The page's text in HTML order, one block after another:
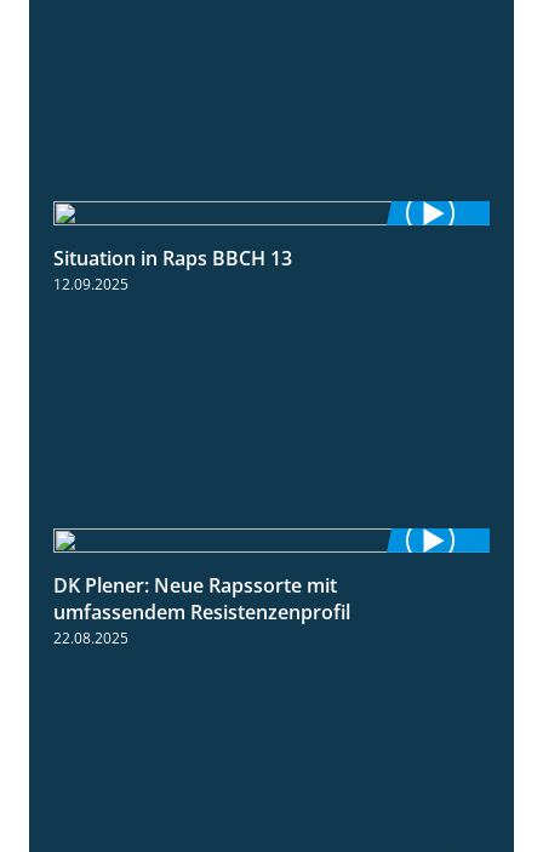
Situation in Raps BBCH 13
12.09.2025
DK Plener: Neue Rapssorte mit
umfassendem Resistenzenprofil
22.08.2025